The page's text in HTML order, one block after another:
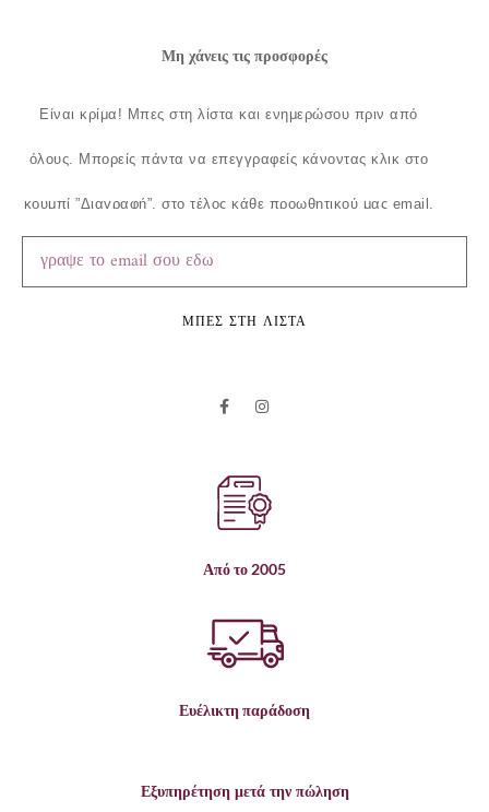
Μη χάνεις τις προσφορές
Είναι κρίμα! Μπες στη λίστα και ενημερώσου πριν από
όλους. Μπορείς πάντα να επεγγραφείς κάνοντας κλικ στο
κουμπί ”Διαγραφή”, στο τέλος κάθε προωθητικού μας email.
ΜΠΕΣ ΣΤΗ ΛΙΣΤΑ
Από το 2005
Ευέλικτη παράδοση
Εξυπηρέτηση μετά την πώληση